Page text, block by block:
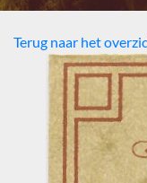
Terug naar het